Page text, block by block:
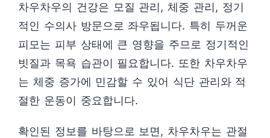
차우차우의 건강은 모질 관리, 체중 관리, 정기
적인 수의사 방문으로 좌우됩니다. 특히 두꺼운
피모는 피부 상태에 큰 영향을 주므로 정기적인
빗질과 목욕 습관이 필요합니다. 또한 차우차우
는 체중 증가에 민감할 수 있어 식단 관리와 적
절한 운동이 중요합니다.
확인된 정보를 바탕으로 보면, 차우차우는 관절